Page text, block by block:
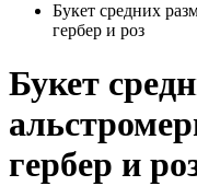
Букет средних
гербер и роз
Букет
гербер и